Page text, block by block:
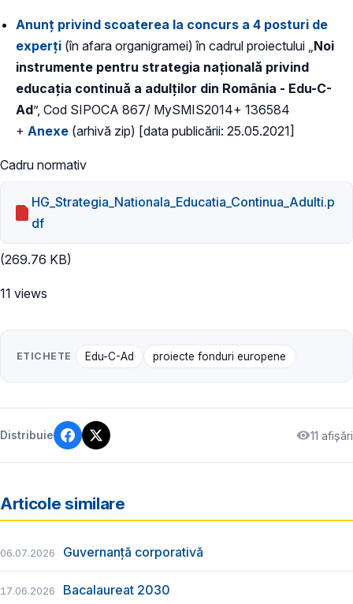
Anunț privind scoaterea la concurs a 4 posturi de
experți (în afara organigramei) în cadrul proiectului „Noi
instrumente pentru strategia naţională privind
educaţia continuă a adulţilor din România - Edu-C-
Ad”, Cod SIPOCA 867/ MySMIS2014+ 136584
+ Anexe (arhivă zip) [data publicării: 25.05.2021]
Cadru normativ
HG_Strategia_Nationala_Educatia_Continua_Adulti.p
df
(269.76 KB)
11 views
ETICHETE Edu-C-Ad proiecte fonduri europene
Distribuie 11 afișări
Articole similare
06.07.2026 Guvernanță corporativă
17.06.2026 Bacalaureat 2030